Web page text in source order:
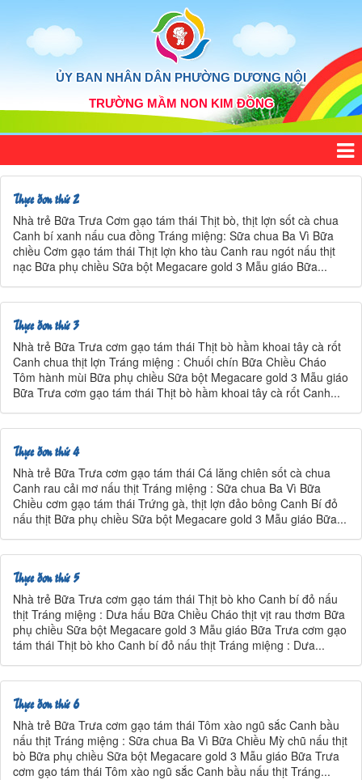
ỦY BAN NHÂN DÂN PHƯỜNG DƯƠNG NỘI
TRƯỜNG MẦM NON KIM ĐỒNG
Thực đơn thứ 2
Nhà trẻ Bữa Trưa Cơm gạo tám thái Thịt bò, thịt lợn sốt cà chua
Canh bí xanh nấu cua đồng Tráng miệng: Sữa chua Ba Vì Bữa
chiều Cơm gạo tám thái Thịt lợn kho tàu Canh rau ngót nấu thịt
nạc Bữa phụ chiều Sữa bột Megacare gold 3 Mẫu giáo Bữa...
Thực đơn thứ 3
Nhà trẻ Bữa Trưa cơm gạo tám thái Thịt bò hầm khoai tây cà rốt
Canh chua thịt lợn Tráng miệng : Chuối chín Bữa Chiều Cháo
Tôm hành mùi Bữa phụ chiều Sữa bột Megacare gold 3 Mẫu giáo
Bữa Trưa cơm gạo tám thái Thịt bò hầm khoai tây cà rốt Canh...
Thực đơn thứ 4
Nhà trẻ Bữa Trưa cơm gạo tám thái Cá lăng chiên sốt cà chua
Canh rau cải mơ nấu thịt Tráng miệng : Sữa chua Ba Vì Bữa
Chiều cơm gạo tám thái Trứng gà, thịt lợn đảo bông Canh Bí đỏ
nấu thịt Bữa phụ chiều Sữa bột Megacare gold 3 Mẫu giáo Bữa...
Thực đơn thứ 5
Nhà trẻ Bữa Trưa cơm gạo tám thái Thịt bò kho Canh bí đỏ nấu
thịt Tráng miệng : Dưa hấu Bữa Chiều Cháo thịt vịt rau thơm Bữa
phụ chiều Sữa bột Megacare gold 3 Mẫu giáo Bữa Trưa cơm gạo
tám thái Thịt bò kho Canh bí đỏ nấu thịt Tráng miệng : Dưa...
Thực đơn thứ 6
Nhà trẻ Bữa Trưa cơm gạo tám thái Tôm xào ngũ sắc Canh bầu
nấu thịt Tráng miệng : Sữa chua Ba Vì Bữa Chiều Mỳ chũ nấu thịt
bò Bữa phụ chiều Sữa bột Megacare gold 3 Mẫu giáo Bữa Trưa
cơm gạo tám thái Tôm xào ngũ sắc Canh bầu nấu thịt Tráng...